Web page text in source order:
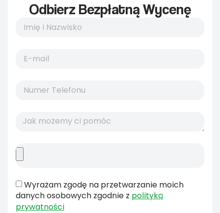
Odbierz Bezpłatną Wycenę
Wyrażam zgodę na przetwarzanie moich
danych osobowych zgodnie z polityką
prywatności